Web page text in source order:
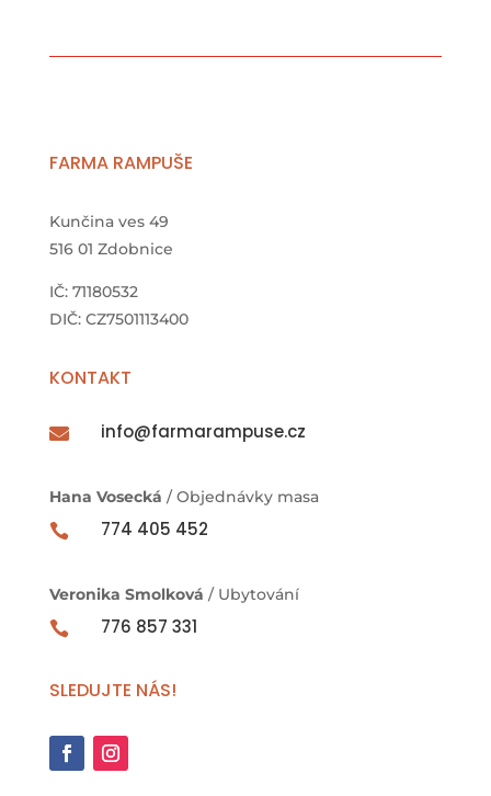
FARMA RAMPUŠE
Kunčina ves 49
516 01 Zdobnice
IČ: 71180532
DIČ: CZ7501113400
KONTAKT
 info@farmarampuse.cz
Hana Vosecká / Objednávky masa

774 405 452
Veronika Smolková / Ubytování

776 857 331
SLEDUJTE NÁS!